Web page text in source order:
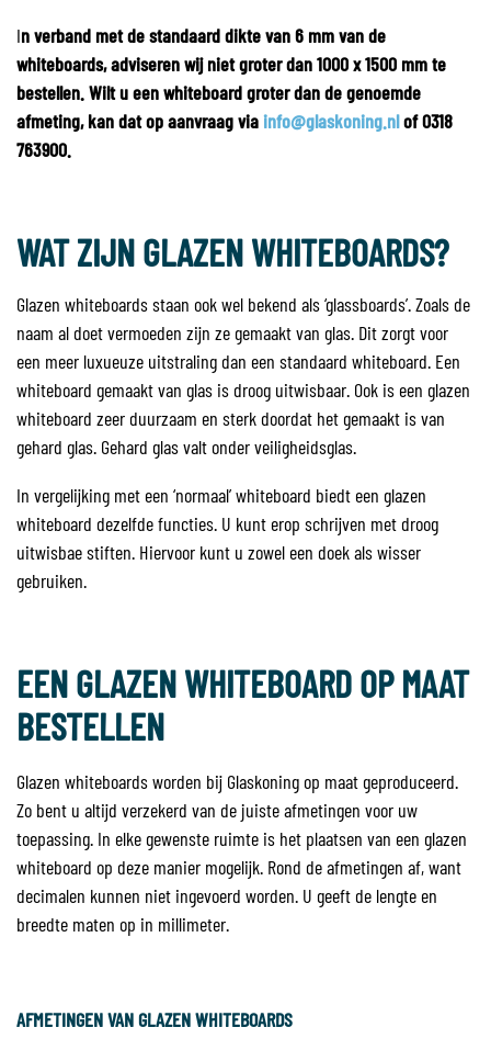
In verband met de standaard dikte van 6 mm van de
whiteboards, adviseren wij niet groter dan 1000 x 1500 mm te
bestellen. Wilt u een whiteboard groter dan de genoemde
afmeting, kan dat op aanvraag viainfo@glaskoning.nlof 0318
763900.
WAT ZIJN GLAZEN WHITEBOARDS?
Glazen whiteboards staan ook wel bekend als ‘glassboards’. Zoals de
naam al doet vermoeden zijn ze gemaakt van glas. Dit zorgt voor
een meer luxueuze uitstraling dan een standaard whiteboard. Een
whiteboard gemaakt van glas is droog uitwisbaar. Ook is een glazen
whiteboard zeer duurzaam en sterk doordat het gemaakt is van
gehard glas. Gehard glas valt onder veiligheidsglas.
In vergelijking met een ‘normaal’ whiteboard biedt een glazen
whiteboard dezelfde functies. U kunt erop schrijven met droog
uitwisbae stiften. Hiervoor kunt u zowel een doek als wisser
gebruiken.
EEN GLAZEN WHITEBOARD OP MAAT
BESTELLEN
Glazen whiteboards worden bij Glaskoning op maat geproduceerd.
Zo bent u altijd verzekerd van de juiste afmetingen voor uw
toepassing. In elke gewenste ruimte is het plaatsen van een glazen
whiteboard op deze manier mogelijk. Rond de afmetingen af, want
decimalen kunnen niet ingevoerd worden. U geeft de lengte en
breedte maten op in millimeter.
AFMETINGEN VAN GLAZEN WHITEBOARDS